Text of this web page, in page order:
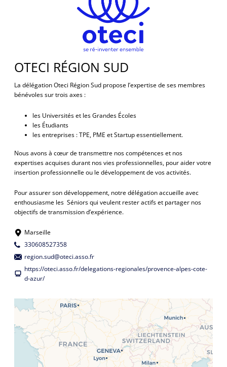
OTECI RÉGION SUD
La délégation Oteci Région Sud propose l’expertise de ses membres
bénévoles sur trois axes :
les Universités et les Grandes Écoles
les Étudiants
les entreprises : TPE, PME et Startup essentiellement.
Nous avons à cœur de transmettre nos compétences et nos
expertises acquises durant nos vies professionnelles, pour aider votre
insertion professionnelle ou le développement de vos activités.
Pour assurer son développement, notre délégation accueille avec
enthousiasme les Séniors qui veulent rester actifs et partager nos
objectifs de transmission d’expérience.
Marseille
330608527358
region.sud@oteci.asso.fr
https://oteci.asso.fr/delegations-regionales/provence-alpes-cote-
d-azur/